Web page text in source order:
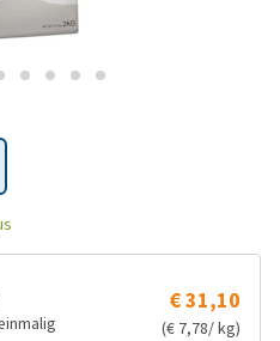
€ 31,10
(€ 7,78/ kg)